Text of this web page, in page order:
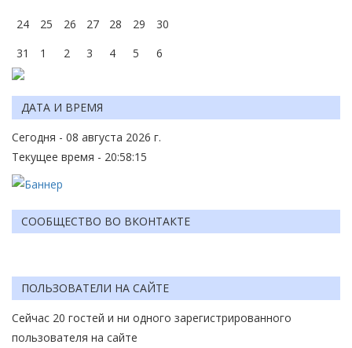
24
25 26 27 28 29
30
31
1 2 3 4 5 6
ДАТА И ВРЕМЯ
Сегодня - 08 августа 2026 г.
Текущее время - 20:58:15
СООБЩЕСТВО ВО ВКОНТАКТЕ
ПОЛЬЗОВАТЕЛИ НА САЙТЕ
Сейчас 20 гостей и ни одного зарегистрированного
пользователя на сайте